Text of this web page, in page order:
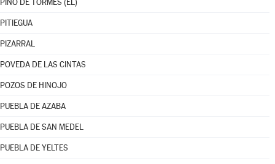
PINO DE TORMES (EL)
PITIEGUA
PIZARRAL
POVEDA DE LAS CINTAS
POZOS DE HINOJO
PUEBLA DE AZABA
PUEBLA DE SAN MEDEL
PUEBLA DE YELTES